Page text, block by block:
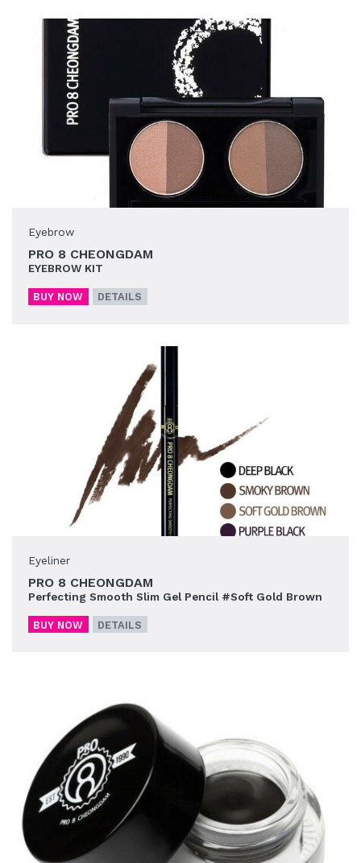
Eyebrow
PRO 8 CHEONGDAM
EYEBROW KIT
BUY NOW DETAILS
Eyeliner
PRO 8 CHEONGDAM
Perfecting Smooth Slim Gel Pencil #Soft Gold Brown
BUY NOW DETAILS